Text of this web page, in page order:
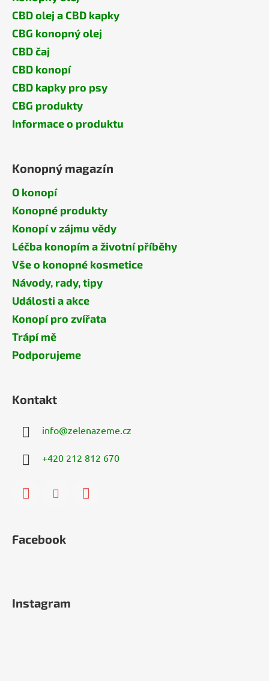
CBD olej a CBD kapky
CBG konopný olej
CBD čaj
CBD konopí
CBD kapky pro psy
CBG produkty
Informace o produktu
Konopný magazín
O konopí
Konopné produkty
Konopí v zájmu vědy
Léčba konopím a životní příběhy
Vše o konopné kosmetice
Návody, rady, tipy
Události a akce
Konopí pro zvířata
Trápí mě
Podporujeme
Kontakt
info@zelenazeme.cz
+420 212 812 670
Facebook
Instagram